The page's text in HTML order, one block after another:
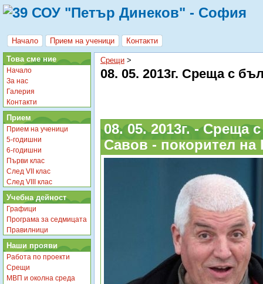
Начало Прием на ученици Контакти
Това сме ние
Начало
За нас
Галерия
Контакти
Прием
Прием на ученици
5-годишни
6-годишни
Първи клас
След VII клас
След VIII клас
Учебна дейност
Графици
Програма за седмицата
Правилници
Наши прояви
Работа по проекти
Срещи
МВП и околна среда
Срещи ‎ > ‎
08. 05. 2013г. Среща с
08. 05. 2013г. - Среща
Савов - покорител на